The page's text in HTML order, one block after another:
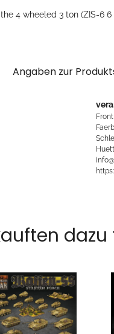
4 wheeled 3 ton (ZIS-6
Angaben zur